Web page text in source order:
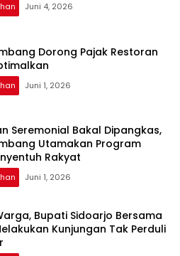
Juni 4, 2026
Dorong Pajak Restoran
Juni 1, 2026
Seremonial Bakal Dipangkas,
Utamakan Program
Rakyat
Juni 1, 2026
Bupati Sidoarjo Bersama
Kunjungan Tak Perduli